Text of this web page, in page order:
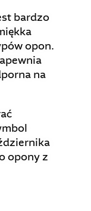
bardzo
opon.
na
opony z